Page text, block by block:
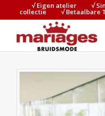
√ Eigen atelier⠀⠀⠀√
collectie⠀⠀⠀√ Betaalbare